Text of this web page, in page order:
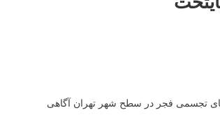
منتخب شانزدهمین جشنواره هنرهای تجسمی فجر در سطح شهر تهران آگاهی